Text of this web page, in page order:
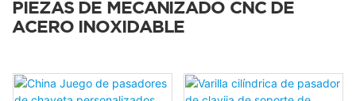
PIEZAS DE MECANIZADO CNC DE
ACERO INOXIDABLE